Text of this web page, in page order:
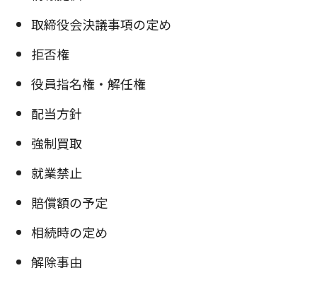
取締役会決議事項の定め
拒否権
役員指名権・解任権
配当方針
強制買取
就業禁止
賠償額の予定
相続時の定め
解除事由